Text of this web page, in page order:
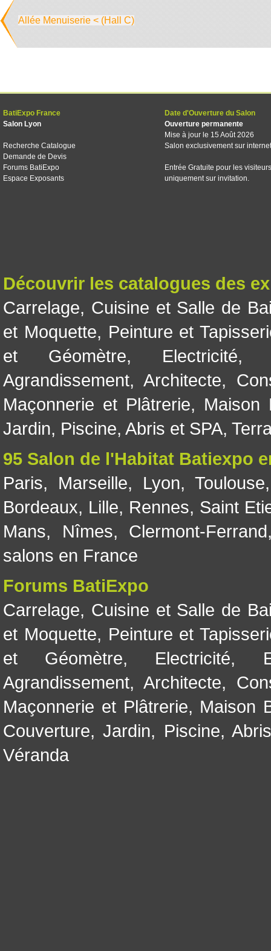
Allée Menuiserie < (Hall C)
BatiExpo France
Salon Lyon
Recherche Catalogue
Demande de Devis
Forums BatiExpo
Espace Exposants
Date d'Ouverture du Salon
Ouverture permanente
Mise à jour le 15 Août 2026
Salon exclusivement sur internet
Entrée Gratuite pour les visiteurs
uniquement sur invitation.
Découvrir les catalogues des
Carrelage, Cuisine et Salle de
et Moquette, Peinture et
et Géomètre, Electricité
Agrandissement, Architecte,
Maçonnerie et Plâtrerie, Maison
Jardin, Piscine, Abris et SPA,
95 Salon de l'Habitat Batiexpo
Paris, Marseille, Lyon, Toulouse
Bordeaux, Lille, Rennes, Saint
Mans, Nîmes, Clermont-Ferrand
salons en France
Forums BatiExpo
Carrelage, Cuisine et Salle de
et Moquette, Peinture et
et Géomètre, Electricité,
Agrandissement, Architecte,
Maçonnerie et Plâtrerie, Maison
Couverture,Jardin, Piscine,
Véranda